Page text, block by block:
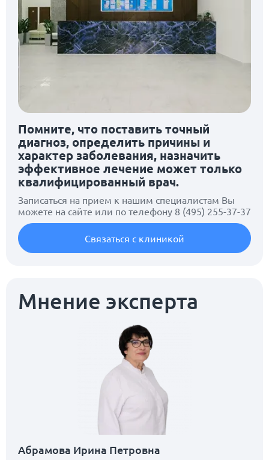
Помните, что поставить точный
диагноз, определить причины и
характер заболевания, назначить
эффективное лечение может только
квалифицированный врач.
Записаться на прием к нашим специалистам Вы
можете на сайте или по телефону 8 (495) 255-37-37
Связаться с клиникой
Мнение эксперта
Абрамова Ирина Петровна